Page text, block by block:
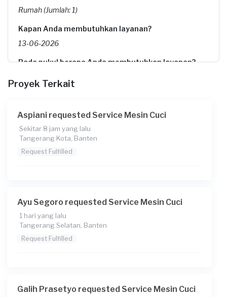
Rumah (Jumlah: 1)
Kapan Anda membutuhkan layanan?
13-06-2026
Pada pukul berapa Anda membutuhkan layanan?
Rp150.000 + Rp11.000 (biaya layanan)
Catatan
Proyek Terkait
Aspiani requested Service Mesin Cuci
Sekitar 8 jam yang lalu
Tangerang Kota, Banten
Request Fulfilled
Ayu Segoro requested Service Mesin Cuci
1 hari yang lalu
Tangerang Selatan, Banten
Request Fulfilled
Galih Prasetyo requested Service Mesin Cuci